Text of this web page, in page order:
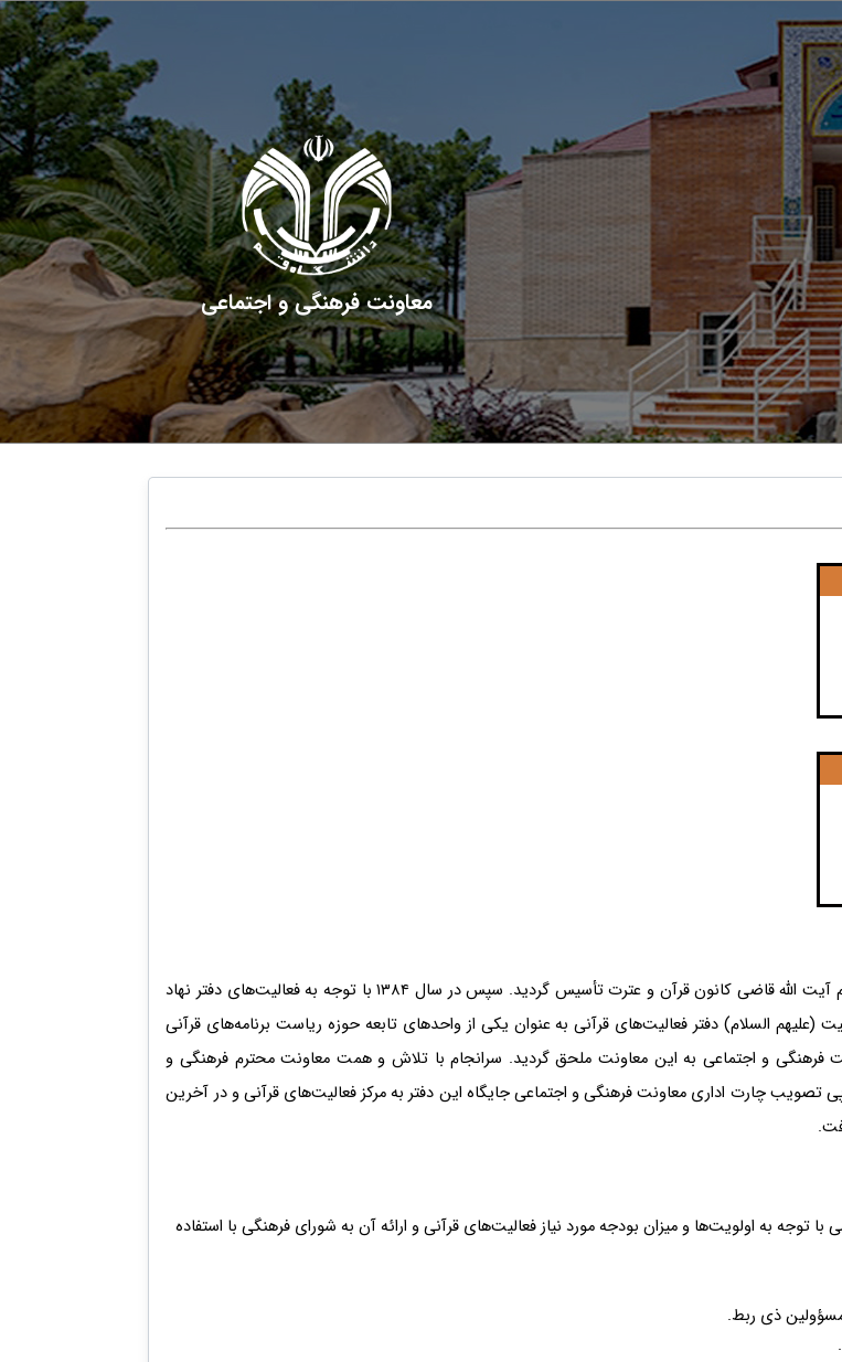
معاونت فرهنگی و اجتماعی
ابتدا در سال ۱۳۷۲ به دستور مؤسس و ریاست فقید دانشگاه قم مرحوم آیت الله قاضی کانون قرآن و عترت تأسیس گردید. سپس در سال ۱۳۸۴ با توجه به فعالیت‌های دفتر نهاد
السلام) دفتر فعالیت‌های قرآنی به عنوان یکی از واحدهای تابعه حوزه ریاست برنامه‌های قرآنی
۱۳۹۰ همزمان با تشکیل معاونت فرهنگی و اجتماعی به این معاونت ملحق گردید. سرانجام با تلاش و همت معاونت محترم فرهنگی و
ریاست و هیئت امناء محترم دانشگاه در خردادماه سال ۹۲ در پی تصویب چارت اداری معاونت فرهنگی و اجتماعی جایگاه این دفتر به مرکز فعالیت‌های قرآنی و در آخرین
توجه به اولویت‌ها و میزان بودجه مورد نیاز فعالیت‌های قرآنی و ارائه آن به شورای فرهنگی با استفاده
مسؤولین ذی ربط.